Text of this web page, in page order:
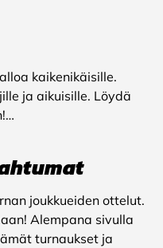
kaikenikäisille.
ja aikuisille. Löydä
joukkueiden ottelut.
Alempana sivulla
turnaukset ja